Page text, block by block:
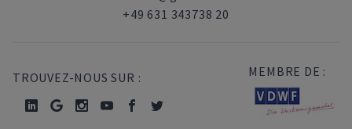
+49 631 343738 20
TROUVEZ-NOUS SUR : MEMBRE DE :